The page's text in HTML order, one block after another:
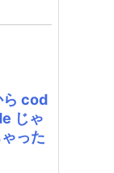
ら cod
じゃ
った